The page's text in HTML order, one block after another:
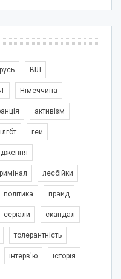
ВІЛ
Німеччина
активізм
гей
лесбійки
політика прайд
серіали скандал
толерантність
інтерв'ю історія